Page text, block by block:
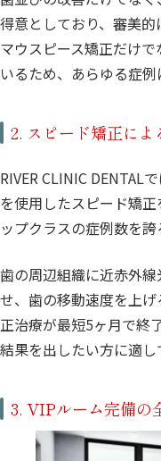
得意としており、審美的
マウスピース矯正だけ
いるため、あらゆる症例
2. スピード矯正に
RIVER CLINIC DENTAL
を使用したスピード矯
ップクラスの症例数を誇
歯の周辺組織に近赤外
せ、歯の移動速度を上
正治療が最短5ヶ月で終
結果を出したい方に適し
3. VIPルーム完備の